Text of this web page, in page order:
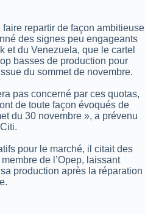
repartir de façon ambitieuse
des signes peu engageants
et du Venezuela, que le cartel
basses de production pour
du sommet de novembre.
pas concerné par ces quotas,
de toute façon évoqués de
du 30 novembre », a prévenu
pour le marché, il citait des
de l’Opep, laissant
production après la réparation